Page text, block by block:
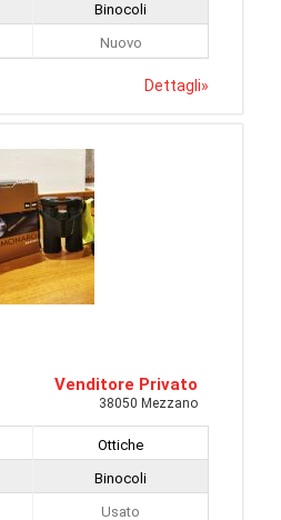
Binocoli
Nuovo
Dettagli»
Venditore Privato
38050 Mezzano
Ottiche
Binocoli
Usato